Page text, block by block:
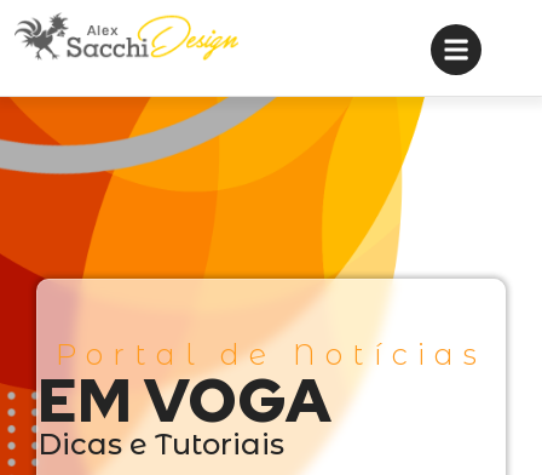
Portal de Notícias
EM VOGA
Dicas e Tutoriais